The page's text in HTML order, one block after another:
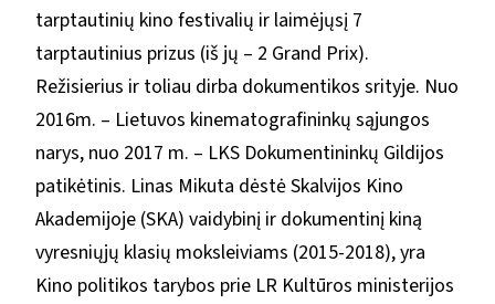
tarptautinių kino festivalių ir laimėjųsį 7
tarptautinius prizus (iš jų – 2 Grand Prix).
Režisierius ir toliau dirba dokumentikos srityje. Nuo
2016m. – Lietuvos kinematografininkų sąjungos
narys, nuo 2017 m. – LKS Dokumentininkų Gildijos
patikėtinis. Linas Mikuta dėstė Skalvijos Kino
Akademijoje (SKA) vaidybinį ir dokumentinį kiną
vyresniųjų klasių moksleiviams (2015-2018), yra
Kino politikos tarybos prie LR Kultūros ministerijos